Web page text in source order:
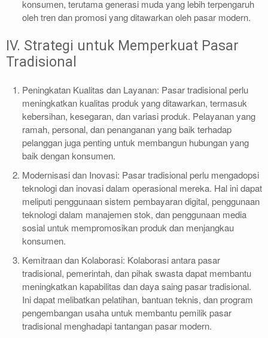
konsumen, terutama generasi muda yang lebih terpengaruh
oleh tren dan promosi yang ditawarkan oleh pasar modern.
IV. Strategi untuk Memperkuat Pasar
Tradisional
Peningkatan Kualitas dan Layanan: Pasar tradisional perlu
meningkatkan kualitas produk yang ditawarkan, termasuk
kebersihan, kesegaran, dan variasi produk. Pelayanan yang
ramah, personal, dan penanganan yang baik terhadap
pelanggan juga penting untuk membangun hubungan yang
baik dengan konsumen.
Modernisasi dan Inovasi: Pasar tradisional perlu mengadopsi
teknologi dan inovasi dalam operasional mereka. Hal ini dapat
meliputi penggunaan sistem pembayaran digital, penggunaan
teknologi dalam manajemen stok, dan penggunaan media
sosial untuk mempromosikan produk dan menjangkau
konsumen.
Kemitraan dan Kolaborasi: Kolaborasi antara pasar
tradisional, pemerintah, dan pihak swasta dapat membantu
meningkatkan kapabilitas dan daya saing pasar tradisional.
Ini dapat melibatkan pelatihan, bantuan teknis, dan program
pengembangan usaha untuk membantu pemilik pasar
tradisional menghadapi tantangan pasar modern.